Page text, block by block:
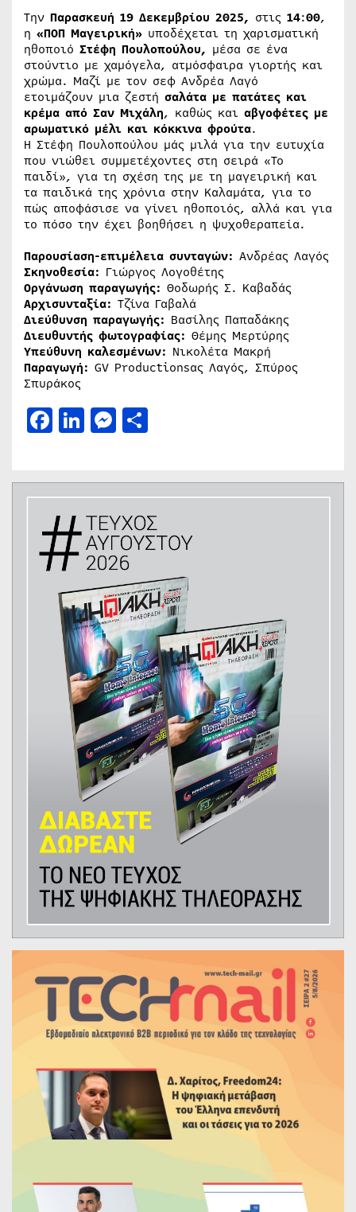
Την Παρασκευή 19 Δεκεμβρίου 2025, στις 14:00,
η «ΠΟΠ Μαγειρική» υποδέχεται τη χαρισματική
ηθοποιό Στέφη Πουλοπούλου, μέσα σε ένα
στούντιο με χαμόγελα, ατμόσφαιρα γιορτής και
χρώμα. Μαζί με τον σεφ Ανδρέα Λαγό
ετοιμάζουν μια ζεστή σαλάτα με πατάτες και
κρέμα από Σαν Μιχάλη, καθώς και αβγοφέτες με
αρωματικό μέλι και κόκκινα φρούτα.
Η Στέφη Πουλοπούλου μάς μιλά για την ευτυχία
που νιώθει συμμετέχοντες στη σειρά «Το
παιδί», για τη σχέση της με τη μαγειρική και
τα παιδικά της χρόνια στην Καλαμάτα, για το
πώς αποφάσισε να γίνει ηθοποιός, αλλά και για
το πόσο την έχει βοηθήσει η ψυχοθεραπεία.
Παρουσίαση-επιμέλεια συνταγών: Ανδρέας Λαγός
Σκηνοθεσία: Γιώργος Λογοθέτης
Οργάνωση παραγωγής: Θοδωρής Σ. Καβαδάς
Αρχισυνταξία: Τζίνα Γαβαλά
Διεύθυνση παραγωγής: Βασίλης Παπαδάκης
Διευθυντής φωτογραφίας: Θέμης Μερτύρης
Υπεύθυνη καλεσμένων: Νικολέτα Μακρή
Παραγωγή: GV Productionsας Λαγός, Σπύρος
Σπυράκος
Facebook
LinkedIn
Messenger